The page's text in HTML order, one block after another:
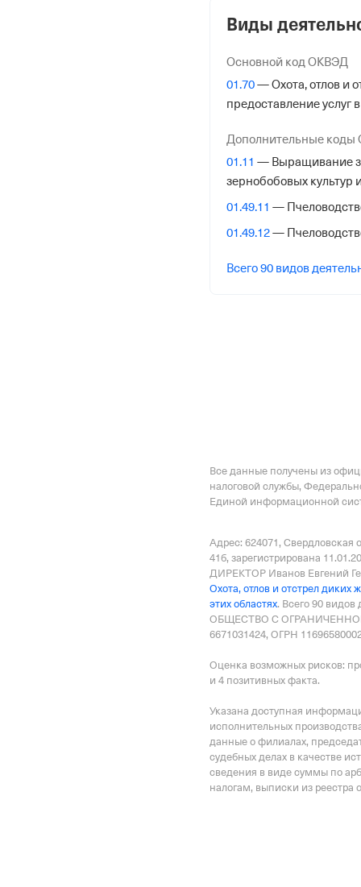
1169658000269
КПП
668601001
Регистрация
Дата регистрации
2 апреля 2024
Инспекция
Дата регистрации
Наименование
Отделение Фонда
Российской
Регистрационный
Дата регистрации
10 апреля 2024
Наименование
Отделение Фонда
Российской Федерации
Виды
Основной код ОКВЭД
01.70— Охота, отлов и
предоставление услуг
Дополнительные коды
01.11 — Выращивание
зернобобовых культур
01.49.11 —
01.49.12—
Всего 90 видов
Все данные получены из
налоговой службы,
Единой информационной
Адрес: 624071, Свердловская
41б, зарегистрирована
ДИРЕКТОР Иванов Евгений
Охота, отлов и отстрел диких
этих областях. Всего 90 видов
ОБЩЕСТВО С
6671031424, ОГРН
Оценка возможных рисков:
и 4 позитивных факта.
Указана доступная
исполнительных
данные о филиалах,
судебных делах в качестве
сведения в виде суммы по
налогам, выписки из реестра